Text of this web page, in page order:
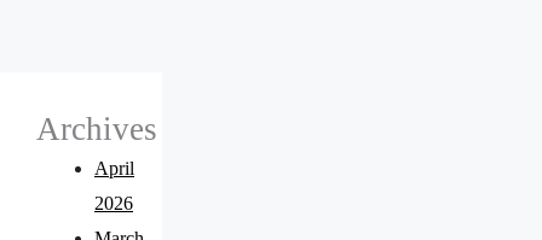
Archives
April
2026